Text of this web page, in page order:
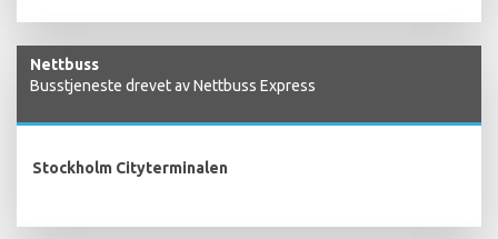
Nettbuss
Busstjeneste drevet av Nettbuss Express
Stockholm Cityterminalen